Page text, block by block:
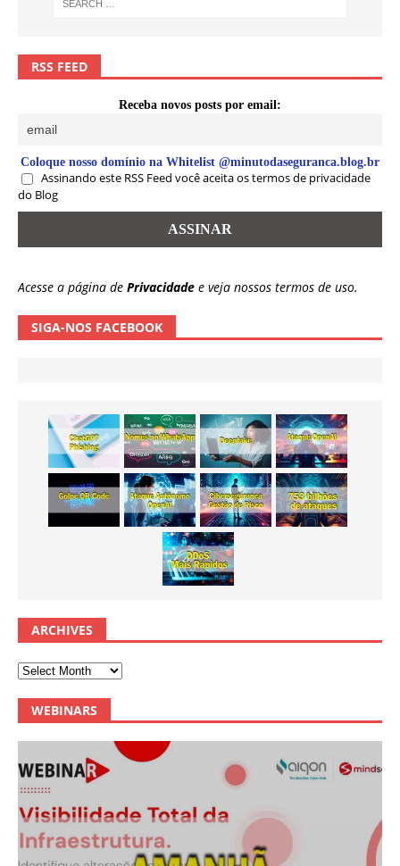
RSS FEED
Receba novos posts por email:
Coloque nosso domínio na Whitelist @minutodaseguranca.blog.br
Assinando este RSS Feed você aceita os termos de privacidade
do Blog
Acesse a página de Privacidade e veja nossos termos de uso.
SIGA-NOS FACEBOOK
ARCHIVES
WEBINARS